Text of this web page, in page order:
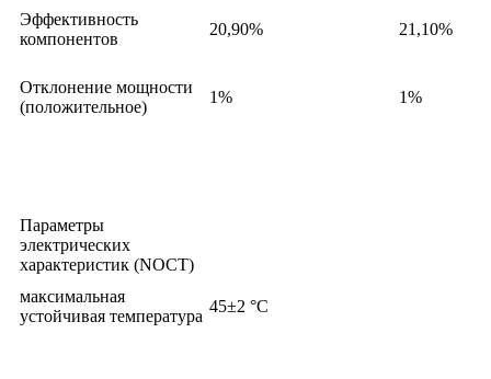
Эффективность
компонентов
20,90% 21,10%
Отклонение мощности
(положительное)
1% 1%
Параметры
электрических
характеристик (NOCT)
максимальная
устойчивая температура
45±2 °C